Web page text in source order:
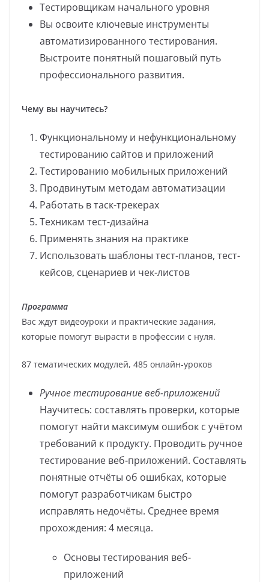
Тестировщикам начального уровня
Вы освоите ключевые инструменты
автоматизированного тестирования.
Выстроите понятный пошаговый путь
профессионального развития.
Чему вы научитесь?
Функциональному и нефункциональному
тестированию сайтов и приложений
Тестированию мобильных приложений
Продвинутым методам автоматизации
Работать в таск-трекерах
Техникам тест-дизайна
Применять знания на практике
Использовать шаблоны тест-планов, тест-
кейсов, сценариев и чек-листов
Программа
Вас ждут видеоуроки и практические задания,
которые помогут вырасти в профессии с нуля.
87 тематических модулей, 485 онлайн-уроков
Ручное тестирование веб-приложений
Научитесь: составлять проверки, которые
помогут найти максимум ошибок с учётом
требований к продукту. Проводить ручное
тестирование веб-приложений. Составлять
понятные отчёты об ошибках, которые
помогут разработчикам быстро
исправлять недочёты. Среднее время
прохождения: 4 месяца.
Основы тестирования веб-
приложений